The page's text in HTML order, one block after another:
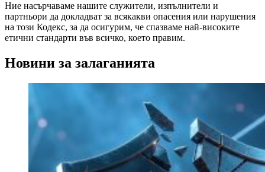
Ние насърчаваме нашите служители, изпълнители и
партньори да докладват за всякакви опасения или нарушения
на този Кодекс, за да осигурим, че спазваме най-високите
етични стандарти във всичко, което правим.
Новини за залаганията